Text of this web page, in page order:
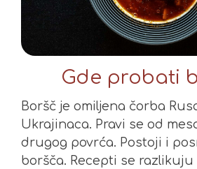
Gde probati
Boršč je omiljena čorba
Ukrajinaca. Pravi se od
drugog povrća. Postoji i
boršča. Recepti se razlikuju